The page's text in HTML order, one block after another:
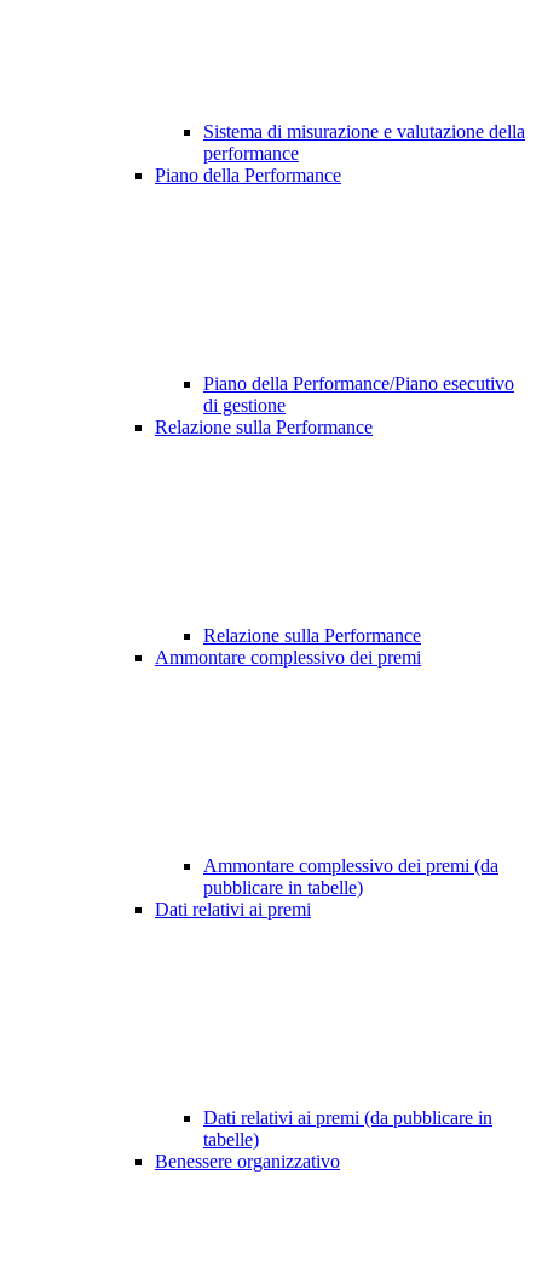
Sistema di misurazione e valutazione della
performance
Piano della Performance
Piano della Performance/Piano esecutivo
di gestione
Relazione sulla Performance
Relazione sulla Performance
Ammontare complessivo dei premi
Ammontare complessivo dei premi (da
pubblicare in tabelle)
Dati relativi ai premi
Dati relativi ai premi (da pubblicare in
tabelle)
Benessere organizzativo